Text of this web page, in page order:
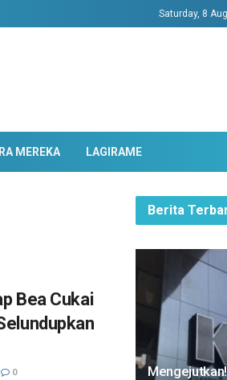
Saturday, 8
MEREKA LAGIRAME
Bea Cukai
0
Berita